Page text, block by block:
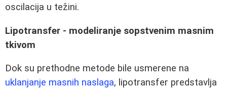
oscilacija u težini.
Lipotransfer - modeliranje sopstvenim masnim
tkivom
Dok su prethodne metode bile usmerene na
uklanjanje masnih naslaga, lipotransfer predstavlja